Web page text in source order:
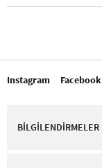
Instagram Facebook
BİLGİLENDİRMELER